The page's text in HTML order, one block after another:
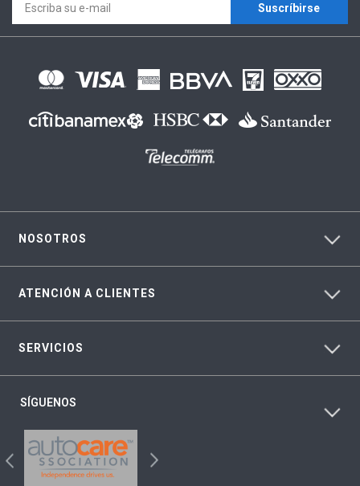
Suscríbirse
NOSOTROS
ATENCIÓN A CLIENTES
SERVICIOS
SÍGUENOS